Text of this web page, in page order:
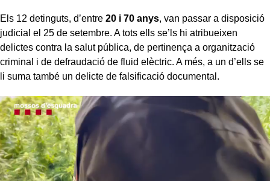
Els 12 detinguts, d’entre 20 i 70 anys, van passar a disposició
judicial el 25 de setembre. A tots ells se’ls hi atribueixen
delictes contra la salut pública, de pertinença a organització
criminal i de defraudació de fluid elèctric. A més, a un d’ells se
li suma també un delicte de falsificació documental.